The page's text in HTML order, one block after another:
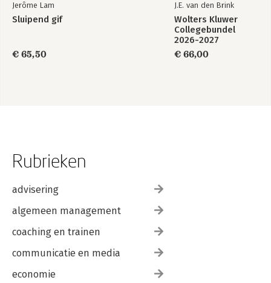
Jerôme Lam
Sluipend gif
€ 65,50
J.E. van den Brink
Wolters Kluwer
Collegebundel
2026-2027
€ 66,00
Rubrieken
advisering
algemeen management
coaching en trainen
communicatie en media
economie